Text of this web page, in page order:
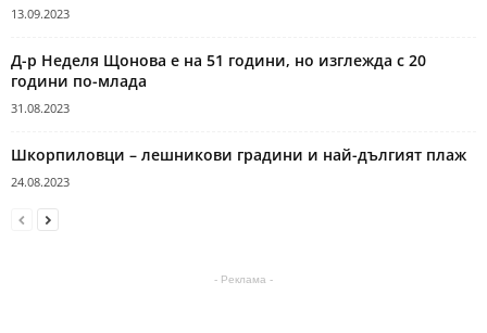
13.09.2023
Д-р Неделя Щонова е на 51 години, но изглежда с 20
години по-млада
31.08.2023
Шкорпиловци – лешникови градини и най-дългият плаж
24.08.2023
- Реклама -